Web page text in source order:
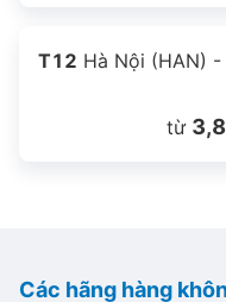
T12 Hà Nội (HAN) -
từ
Các hãng hàng